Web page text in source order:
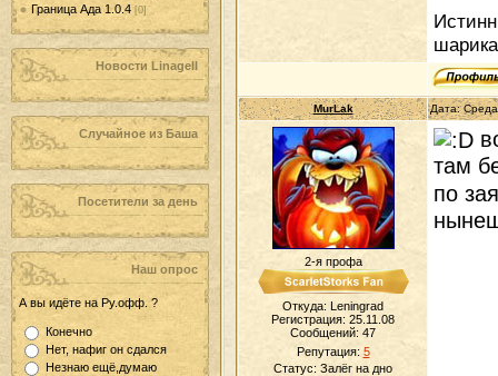
Граница Ада 1.0.4 [0]
Новости LinageII
Случайное из Баша
Посетители за день
Наш опрос
А вы идёте на Ру.офф. ?
Конечно
Нет, нафиг он сдался
Незнаю ещё,думаю
MurLak Дата:
2-я профа
Откуда: Leningrad
Регистрация: 25.11.08
Сообщений: 47
Репутация: 5
Статус: Залёг на дно
там
по